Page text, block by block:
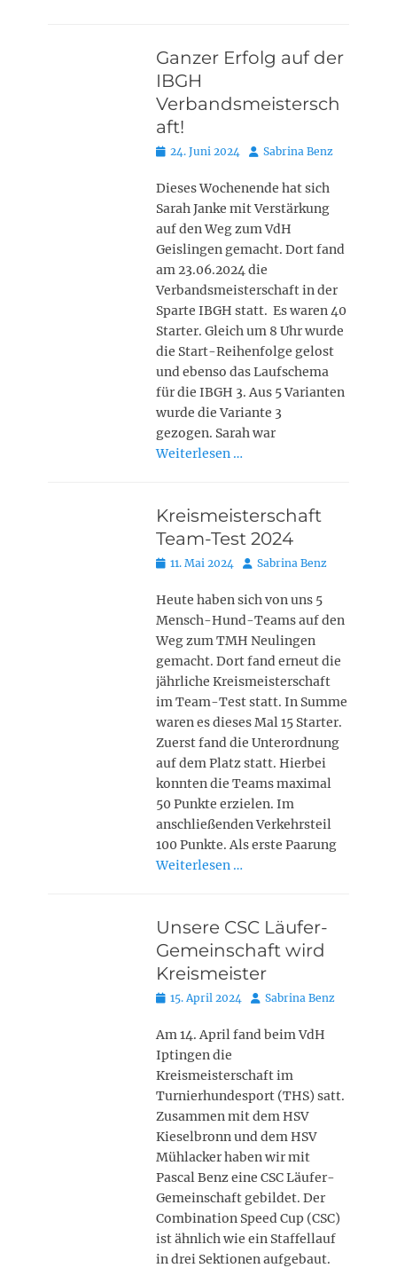
Ganzer Erfolg auf der
IBGH
Verbandsmeistersch
aft!
Posted
24. Juni 2024 AutorSabrina Benz
Dieses Wochenende hat sich
Sarah Janke mit Verstärkung
auf den Weg zum VdH
Geislingen gemacht. Dort fand
am 23.06.2024 die
Verbandsmeisterschaft in der
Sparte IBGH statt. Es waren 40
Starter. Gleich um 8 Uhr wurde
die Start-Reihenfolge gelost
und ebenso das Laufschema
für die IBGH 3. Aus 5 Varianten
wurde die Variante 3
gezogen. Sarah war
Weiterlesen …
Kreismeisterschaft
Team-Test 2024
Posted
11. Mai 2024 AutorSabrina Benz
Heute haben sich von uns 5
Mensch-Hund-Teams auf den
Weg zum TMH Neulingen
gemacht. Dort fand erneut die
jährliche Kreismeisterschaft
im Team-Test statt. In Summe
waren es dieses Mal 15 Starter.
Zuerst fand die Unterordnung
auf dem Platz statt. Hierbei
konnten die Teams maximal
50 Punkte erzielen. Im
anschließenden Verkehrsteil
100 Punkte. Als erste Paarung
Weiterlesen …
Unsere CSC Läufer-
Gemeinschaft wird
Kreismeister
Posted
15. April 2024 AutorSabrina Benz
Am 14. April fand beim VdH
Iptingen die
Kreismeisterschaft im
Turnierhundesport (THS) satt.
Zusammen mit dem HSV
Kieselbronn und dem HSV
Mühlacker haben wir mit
Pascal Benz eine CSC Läufer-
Gemeinschaft gebildet. Der
Combination Speed Cup (CSC)
ist ähnlich wie ein Staffellauf
in drei Sektionen aufgebaut.